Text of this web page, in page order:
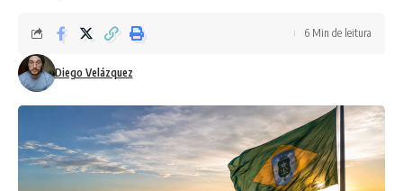
Diego Velázquez
6 Min de leitura